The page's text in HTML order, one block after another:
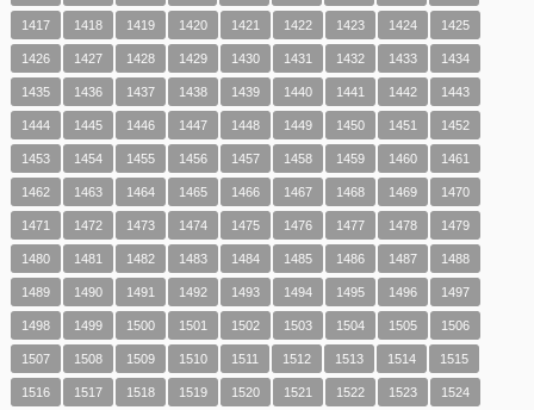
1417 1418 1419 1420 1421 1422 1423 1424 1425
1426 1427 1428 1429 1430 1431 1432 1433 1434
1435 1436 1437 1438 1439 1440 1441 1442 1443
1444 1445 1446 1447 1448 1449 1450 1451 1452
1453 1454 1455 1456 1457 1458 1459 1460 1461
1462 1463 1464 1465 1466 1467 1468 1469 1470
1471 1472 1473 1474 1475 1476 1477 1478 1479
1480 1481 1482 1483 1484 1485 1486 1487 1488
1489 1490 1491 1492 1493 1494 1495 1496 1497
1498 1499 1500 1501 1502 1503 1504 1505 1506
1507 1508 1509 1510 1511 1512 1513 1514 1515
1516 1517 1518 1519 1520 1521 1522 1523 1524